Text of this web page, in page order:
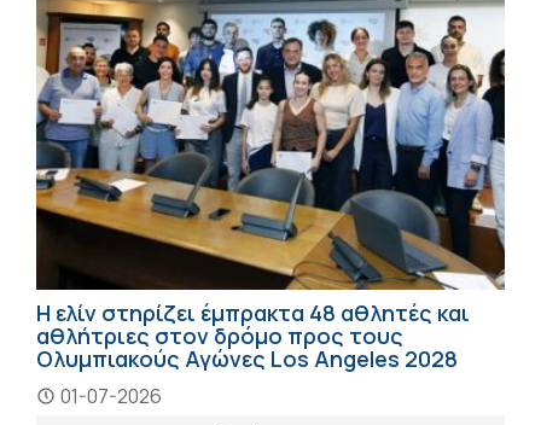
Η ελίν στηρίζει έμπρακτα 48 αθλητές και
αθλήτριες στον δρόμο προς τους
Ολυμπιακούς Αγώνες Los Angeles 2028
01-07-2026